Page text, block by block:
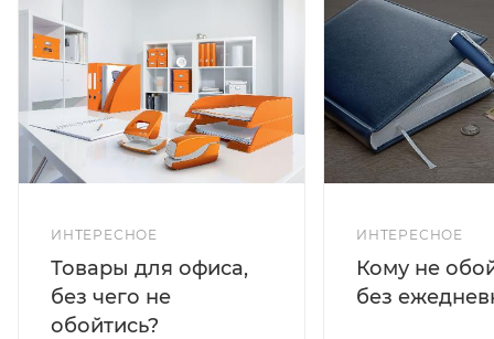
ИНТЕРЕСНОЕ
Товары для офиса,
без чего не
обойтись?
ИНТЕРЕСНОЕ
Кому не
без